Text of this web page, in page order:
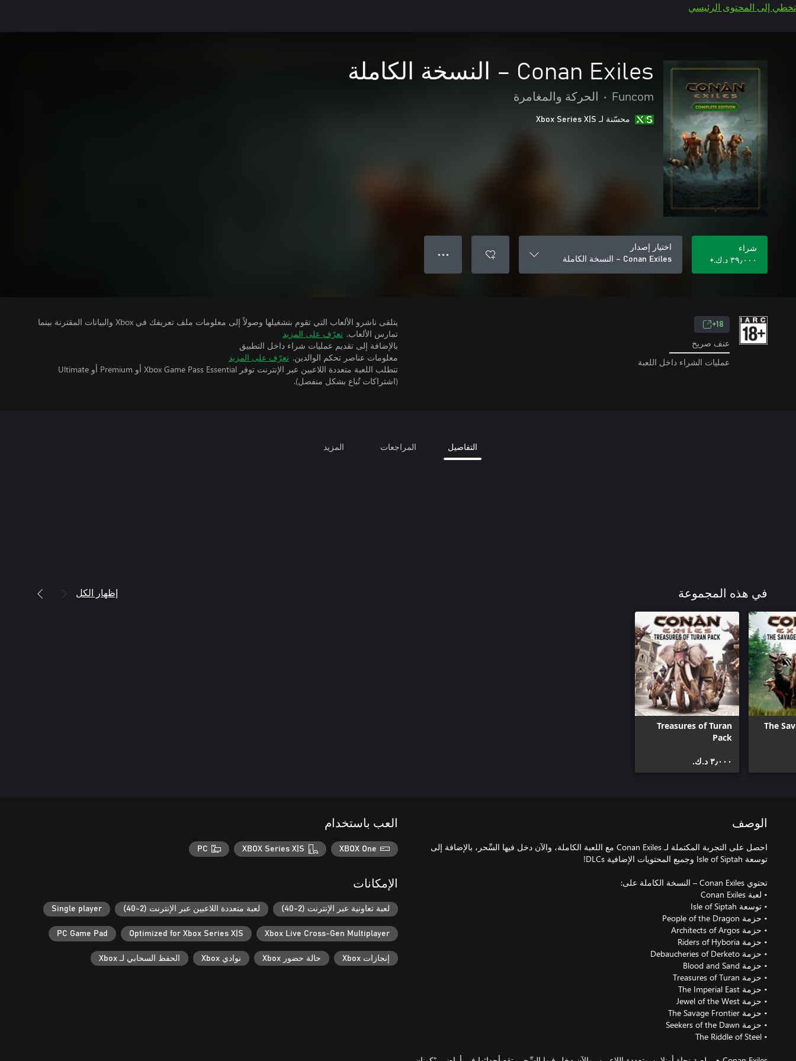
تخطي إلى المحتوى الرئيسي
Conan Exiles – النسخة الكاملة
Funcom
• الحركة والمغامرة
محسّنة لـ Xbox Series X|S
شراء
٣٩٫٠٠٠ د.ك.‏+
اختيار إصدار
Conan Exiles – النسخة الكاملة
● ● ●
18+
عنف صريح
عمليات الشراء داخل اللعبة
يتلقى ناشرو الألعاب التي تقوم بتشغيلها وصولاً إلى معلومات ملف تعريفك في Xbox والبيانات المقترنة بينما
تمارس الألعاب. تعرّف على المزيد
بالإضافة إلى تقديم عمليات شراء داخل التطبيق
معلومات عناصر تحكم الوالدين. تعرّف على المزيد
تتطلب اللعبة متعددة اللاعبين عبر الإنترنت توفر Xbox Game Pass Essential أو Premium أو Ultimate
(اشتراكات تُباع بشكل منفصل).
التفاصيل المراجعات المزيد
في هذه المجموعة إظهار الكل
The
Treasures of Turan
Pack
٣٫٠٠٠ د.ك.‏
الوصف
احصل على التجربة المكتملة لـ Conan Exiles مع اللعبة الكاملة، والآن دخل فيها السِّحر، بالإضافة إلى
العب باستخدام
XBOX One
XBOX Series X|S
PC
الإمكانات
لعبة تعاونية عبر الإنترنت (2-40) لعبة متعددة اللاعبين عبر الإنترنت (2-40) Single player
Xbox Live Cross-Gen Multiplayer
Optimized for Xbox Series X|S
PC Game Pad
إنجازات Xbox حالة حضور Xbox نوادي Xbox الحفظ السحابي لـ Xbox